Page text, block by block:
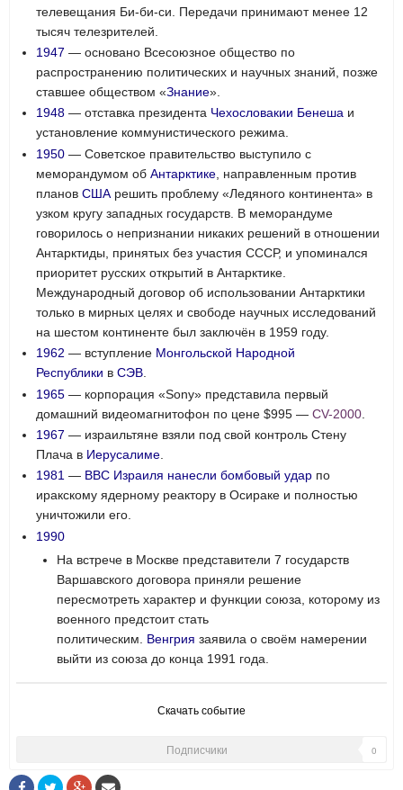
телевещания Би-би-си. Передачи принимают менее 12
тысяч телезрителей.
1947 — основано Всесоюзное общество по
распространению политических и научных знаний, позже
ставшее обществом «Знание».
1948 — отставка президента Чехословакии Бенеша и
установление коммунистического режима.
1950 — Советское правительство выступило с
меморандумом обАнтарктике , направленным против
плановСША решить проблему «Ледяного континента» в
узком кругу западных государств. В меморандуме
говорилось о непризнании никаких решений в отношении
Антарктиды, принятых без участия СССР, и упоминался
приоритет русских открытий в Антарктике.
Международный договор об использовании Антарктики
только в мирных целях и свободе научных исследований
на шестом континенте был заключён в 1959 году.
1962 — вступление Монгольской Народной
Республики вСЭВ
1965 — корпорация «Sony» представила первый
домашний видеомагнитофон по цене $995 —CV-2000
1967 — израильтяне взяли под свой контроль Стену
Плача в Иерусалиме
1981 — ВВС Израиля нанесли бомбовый удар по
иракскому ядерному реактору в Осираке и полностью
уничтожили его.
1990
На встрече в Москве представители 7 государств
Варшавского договора приняли решение
пересмотреть характер и функции союза, которому из
военного предстоит стать
политическим. Венгрия заявила о своём намерении
выйти из союза до конца 1991 года.
Скачать событие
Подписчики 0